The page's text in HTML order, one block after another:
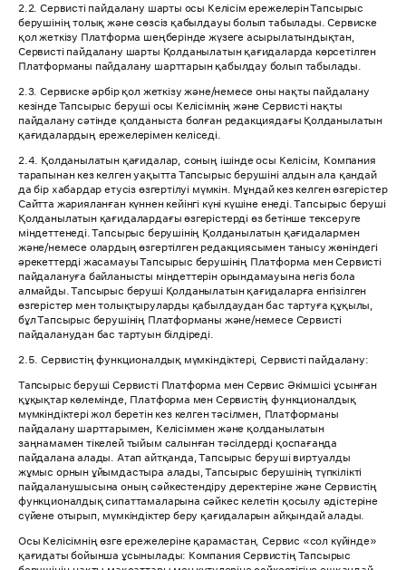
2.2. Сервисті пайдалану шарты осы Келісім ережелерін Тапсырыс
берушінің толық және сөзсіз қабылдауы болып табылады. Сервиске
қол жеткізу Платформа шеңберінде жүзеге асырылатындықтан,
Сервисті пайдалану шарты Қолданылатын қағидаларда көрсетілген
Платформаны пайдалану шарттарын қабылдау болып табылады.
2.3. Сервиске әрбір қол жеткізу және/немесе оны нақты пайдалану
кезінде Тапсырыс беруші осы Келісімнің және Сервисті нақты
пайдалану сәтінде қолданыста болған редакциядағы Қолданылатын
қағидалардың ережелерімен келіседі.
2.4. Қолданылатын қағидалар, соның ішінде осы Келісім, Компания
тарапынан кез келген уақытта Тапсырыс берушіні алдын ала қандай
да бір хабардар етусіз өзгертілуі мүмкін. Мұндай кез келген өзгерістер
Сайтта жарияланған күннен кейінгі күні күшіне енеді. Тапсырыс беруші
Қолданылатын қағидалардағы өзгерістерді өз бетінше тексеруге
міндеттенеді. Тапсырыс берушінің Қолданылатын қағидалармен
және/немесе олардың өзгертілген редакциясымен танысу жөніндегі
әрекеттерді жасамауы Тапсырыс берушінің Платформа мен Сервисті
пайдалануға байланысты міндеттерін орындамауына негіз бола
алмайды. Тапсырыс беруші Қолданылатын қағидаларға енгізілген
өзгерістер мен толықтыруларды қабылдаудан бас тартуға құқылы,
бұл Тапсырыс берушінің Платформаны және/немесе Сервисті
пайдаланудан бас тартуын білдіреді.
2.5. Сервистің функционалдық мүмкіндіктері, Сервисті пайдалану:
Тапсырыс беруші Сервисті Платформа мен Сервис Әкімшісі ұсынған
құқықтар көлемінде, Платформа мен Сервистің функционалдық
мүмкіндіктері жол беретін кез келген тәсілмен, Платформаны
пайдалану шарттарымен, Келісіммен және қолданылатын
заңнамамен тікелей тыйым салынған тәсілдерді қоспағанда
пайдалана алады. Атап айтқанда, Тапсырыс беруші виртуалды
жұмыс орнын ұйымдастыра алады, Тапсырыс берушінің түпкілікті
пайдаланушысына оның сәйкестендіру деректеріне және Сервистің
функционалдық сипаттамаларына сәйкес келетін қосылу әдістеріне
сүйене отырып, мүмкіндіктер беру қағидаларын айқындай алады.
Осы Келісімнің өзге ережелеріне қарамастан, Сервис «сол күйінде»
қағидаты бойынша ұсынылады: Компания Сервистің Тапсырыс